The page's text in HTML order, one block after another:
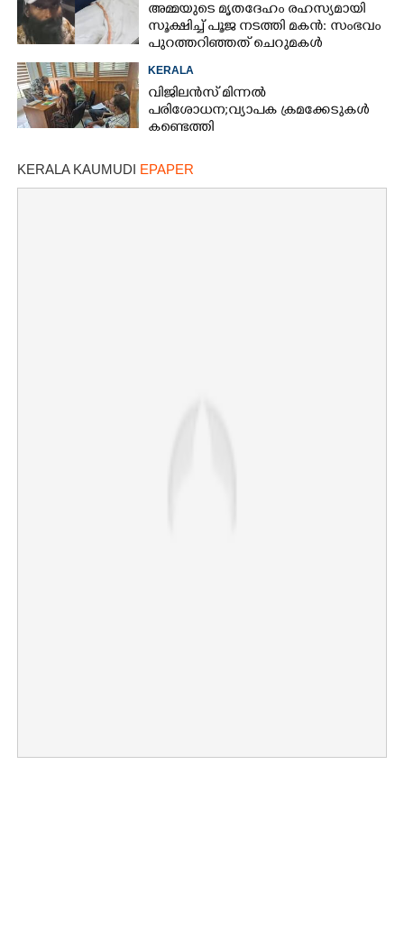
അമ്മയുടെ മൃതദേഹം രഹസ്യമായി
സൂക്ഷിച്ച് പൂജ നടത്തി മകൻ: സംഭവം
പുറത്തറി‌ഞ്ഞത് ചെറുമകൾ
KERALA
വിജിലൻസ് മിന്നൽ
പരിശോധന; വ്യാപക ക്രമക്കേടുകൾ
കണ്ടെത്തി
KERALA KAUMUDI EPAPER